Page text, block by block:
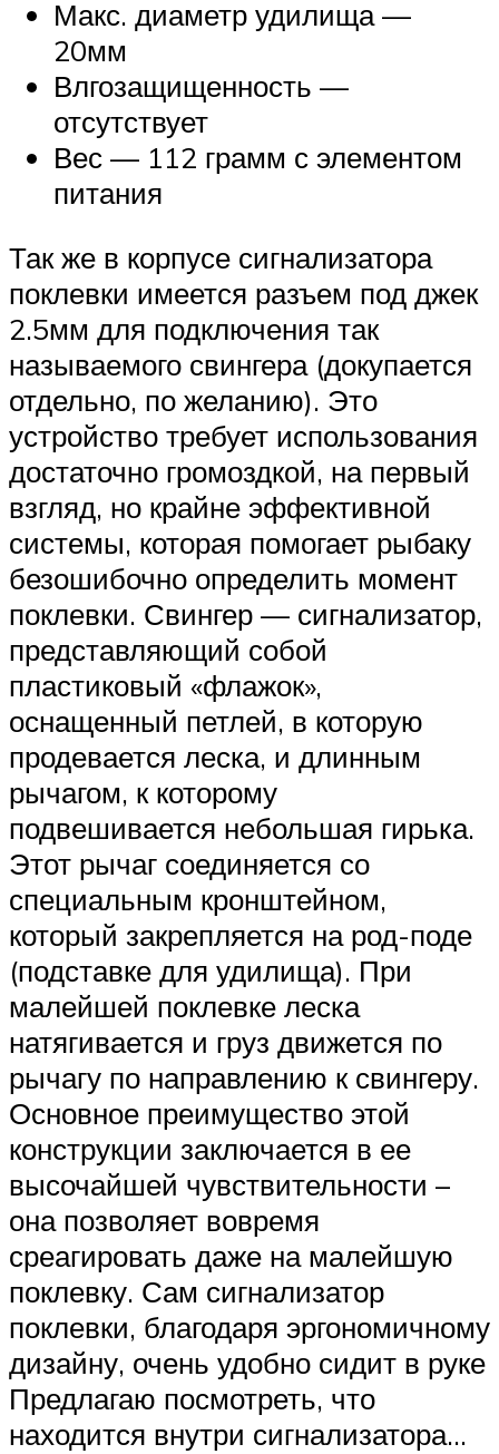
Макс. диаметр удилища —
20мм
Влгозащищенность —
отсутствует
Вес — 112 грамм с элементом
питания
Так же в корпусе сигнализатора
поклевки имеется разъем под джек
2.5мм для подключения так
называемого свингера (докупается
отдельно, по желанию). Это
устройство требует использования
достаточно громоздкой, на первый
взгляд, но крайне эффективной
системы, которая помогает рыбаку
безошибочно определить момент
поклевки. Свингер — сигнализатор,
представляющий собой
пластиковый «флажок»,
оснащенный петлей, в которую
продевается леска, и длинным
рычагом, к которому
подвешивается небольшая гирька.
Этот рычаг соединяется со
специальным кронштейном,
который закрепляется на род-поде
(подставке для удилища). При
малейшей поклевке леска
натягивается и груз движется по
рычагу по направлению к свингеру.
Основное преимущество этой
конструкции заключается в ее
высочайшей чувствительности –
она позволяет вовремя
среагировать даже на малейшую
поклевку. Сам сигнализатор
поклевки, благодаря эргономичному
дизайну, очень удобно сидит в руке
Предлагаю посмотреть, что
находится внутри сигнализатора…